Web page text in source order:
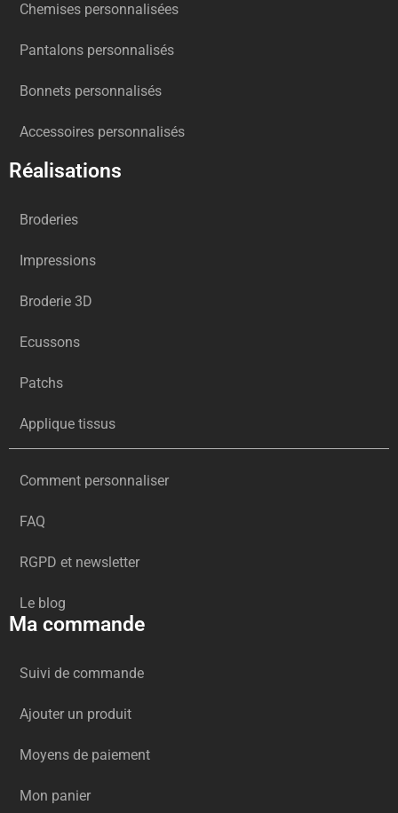
Chemises personnalisées
Pantalons personnalisés
Bonnets personnalisés
Accessoires personnalisés
Réalisations
Broderies
Impressions
Broderie 3D
Ecussons
Patchs
Applique tissus
Comment personnaliser
FAQ
RGPD et newsletter
Le blog
Ma commande
Suivi de commande
Ajouter un produit
Moyens de paiement
Mon panier